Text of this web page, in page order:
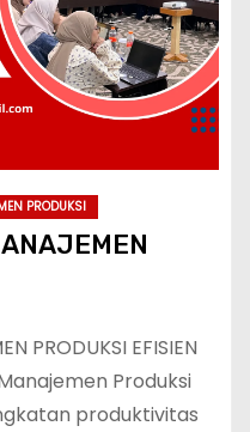
PRODUKSI
PRODUKSI EFISIEN
Produksi
produktivitas